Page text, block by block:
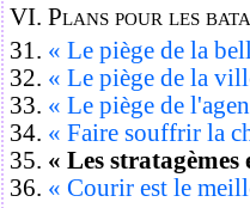
VI. Plans pour les
31. « Le piège de la
32. « Le piège de la
33. « Le piège de
34. « Faire souffrir la
35. « Les stratagèmes
36. « Courir est le